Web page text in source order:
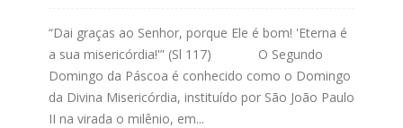
“Dai graças ao Senhor, porque Ele é bom! 'Eterna é
a sua misericórdia!'” (Sl 117) O Segundo
Domingo da Páscoa é conhecido como o Domingo
da Divina Misericórdia, instituído por São João Paulo
II na virada o milênio, em...